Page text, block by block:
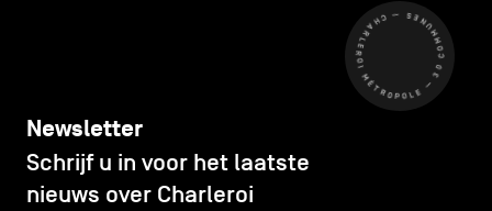
CHARLEROI MÉTROPOLE — 30 COMMUNES —
Newsletter
Schrijf u in voor het laatste
nieuws over Charleroi